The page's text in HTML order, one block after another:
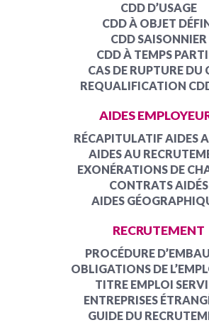
CDD D’USAGE
CDD À OBJET
CDD SAISONNIER
CDD À TEMPS
CAS DE RUPTURE DU
REQUALIFICATION
AIDES
RÉCAPITULATIF AIDES
AIDES AU
EXONÉRATIONS DE
CONTRATS AIDÉS
AIDES
RECRUTEMENT
PROCÉDURE
OBLIGATIONS DE
TITRE EMPLOI
ENTREPRISES
GUIDE DU